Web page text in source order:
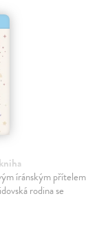
íránským přítelem
rodina se